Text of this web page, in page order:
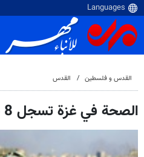
القدس و فلسطین القدس
الصحة في غزة تسجل 8 شهداء جدد